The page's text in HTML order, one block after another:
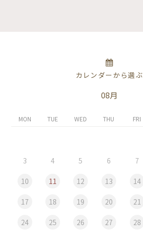
カレンダーから選ぶ
08月
MON TUE WED THU FRI
3 4 5 6 7
10 11 12 13 14
17 18 19 20 21
24 25 26 27 28